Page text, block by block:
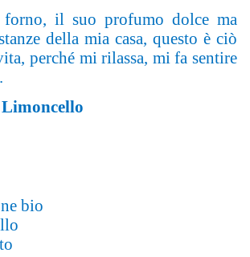
il suo profumo dolce ma
della mia casa, questo è ciò
perché mi rilassa, mi fa sentire
Limoncello
bio